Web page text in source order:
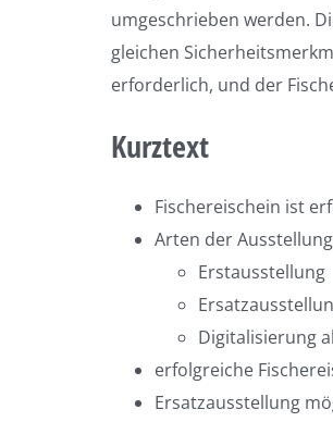
umgeschrieben werden.
gleichen
erforderlich, und der
Kurztext
Fischereischein ist
Arten der
Erstausstellung
Digitalisierung
erfolgreiche
Ersatzausstellung